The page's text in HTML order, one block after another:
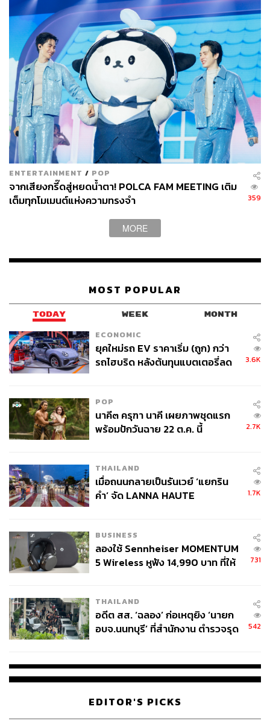
ENTERTAINMENT / POP
จากเสียงกรี๊ดสู่หยดน้ำตา! POLCA FAM MEETING เติม
เต็มทุกโมเมนต์แห่งความทรงจำ
359
MORE
MOST POPULAR
TODAY WEEK MONTH
ECONOMIC
ยุคใหม่รถ EV ราคาเริ่ม (ถูก) กว่า
รถไฮบริด หลังต้นทุนแบตเตอรี่ลด
3.6K
POP
นาคี๓ ครุฑา นาคี เผยภาพชุดแรก
พร้อมปักวันฉาย 22 ต.ค. นี้
2.7K
THAILAND
เมื่อถนนกลายเป็นรันเวย์ ‘แยกริน
คำ’ จัด LANNA HAUTE
1.7K
BUSINESS
ลองใช้ Sennheiser MOMENTUM
5 Wireless หูฟัง 14,990 บาท ที่ให้
731
THAILAND
อดีต สส. ‘ฉลอง’ ก่อเหตุยิง ‘นายก
อบจ.นนทบุรี’ ที่สำนักงาน ตำรวจรุด
542
EDITOR'S PICKS